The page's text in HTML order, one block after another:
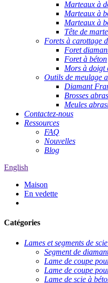
Marteaux à
Marteaux à
Marteaux à
Tête de
Forets à carottage
Foret
Foret à béton
Mors à doigt
Outils de meulage
Diamant
Brosses
Meules
Contactez-nous
Ressources
FAQ
Nouvelles
Blog
English
Maison
En vedette
Catégories
Lames et segments de
Segment de
Lame de coupe
Lame de coupe
Lame de scie à